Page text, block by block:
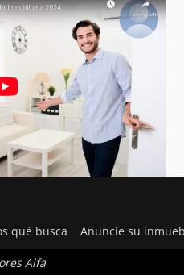
qué busca Anuncie su
Alfa